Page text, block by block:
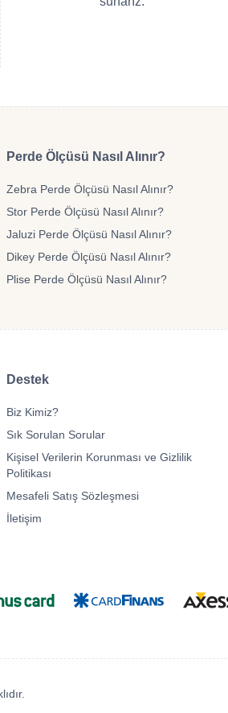
Perde Ölçüsü Nasıl Alınır?
Zebra Perde Ölçüsü Nasıl Alınır?
Stor Perde Ölçüsü Nasıl Alınır?
Jaluzi Perde Ölçüsü Nasıl Alınır?
Dikey Perde Ölçüsü Nasıl Alınır?
Plise Perde Ölçüsü Nasıl Alınır?
Destek
Biz Kimiz?
Sık Sorulan Sorular
Kişisel Verilerin Korunması ve Gizlilik
Politikası
Mesafeli Satış Sözleşmesi
İletişim